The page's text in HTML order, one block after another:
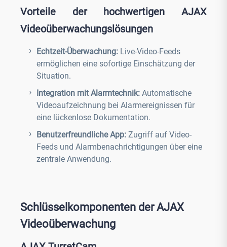
Vorteile der hochwertigen AJAX
Videoüberwachungslösungen
Echtzeit-Überwachung: Live-Video-Feeds
ermöglichen eine sofortige Einschätzung der
Situation.
Integration mit Alarmtechnik: Automatische
Videoaufzeichnung bei Alarmereignissen für
eine lückenlose Dokumentation.
Benutzerfreundliche App: Zugriff auf Video-
Feeds und Alarmbenachrichtigungen über eine
zentrale Anwendung.
Schlüsselkomponenten der AJAX
Videoüberwachung